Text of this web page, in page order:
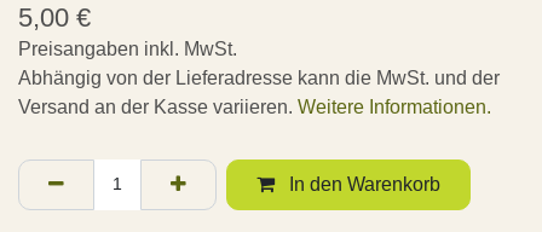
5,00 €
Preisangaben inkl. MwSt.
Abhängig von der Lieferadresse kann die MwSt. und der
Versand an der Kasse variieren. Weitere Informationen.
In den Warenkorb